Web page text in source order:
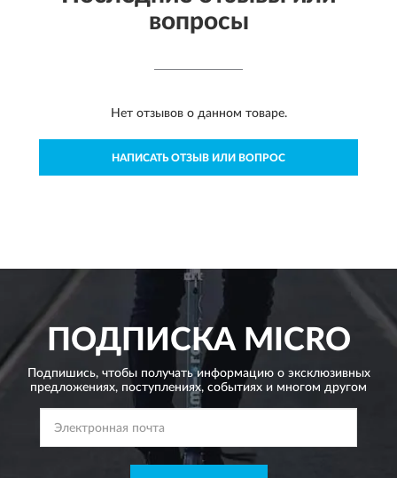
вопросы
Нет отзывов о данном товаре.
НАПИСАТЬ ОТЗЫВ ИЛИ ВОПРОС
ПОДПИСКАMICRO
Подпишись, чтобы получать информацию о эксклюзивных
предложениях, поступлениях, событиях и многом другом